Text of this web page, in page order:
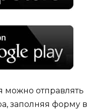
отправлять
заполняя форму в